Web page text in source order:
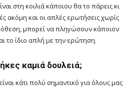
στη κοιλιά κάποιου θα το πάρεις κι
ακόμη και οι απλές ερωτήσεις χωρίς
μπορεί να πληγώσουν κάποιον
το ίδιο απλή με την ερώτηση.
καμιά δουλειά;
κάτι πολύ σημαντικό για όλους μας